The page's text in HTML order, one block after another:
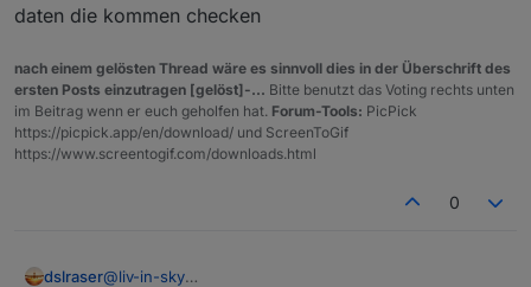
daten die kommen checken
nach einem gelösten Thread wäre es sinnvoll dies in der Überschrift des
ersten Posts einzutragen [gelöst]-... Bitte benutzt das Voting rechts unten
im Beitrag wenn er euch geholfen hat. Forum-Tools: PicPick
https://picpick.app/en/download/ und ScreenToGif
https://www.screentogif.com/downloads.html
0
dslraser@liv-in-sky